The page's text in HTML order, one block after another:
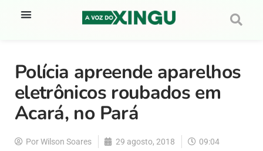
Polícia apreende aparelhos
eletrônicos roubados em
Acará, no Pará
PorWilson Soares 29 agosto, 2018 09:04